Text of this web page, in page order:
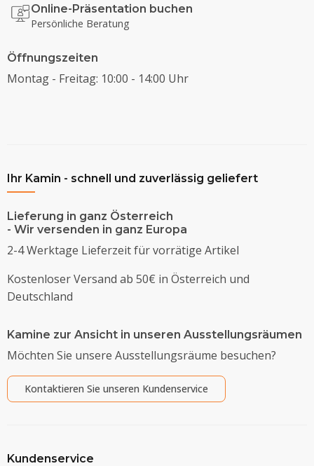
Online-Präsentation buchen
Persönliche Beratung
Öffnungszeiten
Montag - Freitag: 10:00 - 14:00 Uhr
Ihr Kamin - schnell und zuverlässig geliefert
Lieferung in ganz Österreich
- Wir versenden in ganz Europa
2-4 Werktage Lieferzeit für vorrätige Artikel
Kostenloser Versand ab 50€ in Österreich und
Deutschland
Kamine zur Ansicht in unseren Ausstellungsräumen
Möchten Sie unsere Ausstellungsräume besuchen?
Kontaktieren Sie unseren Kundenservice
Kundenservice